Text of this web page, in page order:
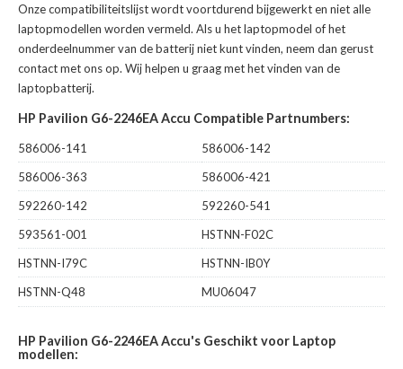
Onze compatibiliteitslijst wordt voortdurend bijgewerkt en niet alle
laptopmodellen worden vermeld. Als u het laptopmodel of het
onderdeelnummer van de batterij niet kunt vinden, neem dan gerust
contact met ons op. Wij helpen u graag met het vinden van de
laptopbatterij.
HP Pavilion G6-2246EA Accu Compatible Partnumbers:
586006-141
586006-142
586006-363
586006-421
592260-142
592260-541
593561-001
HSTNN-F02C
HSTNN-I79C
HSTNN-IB0Y
HSTNN-Q48
MU06047
HP Pavilion G6-2246EA Accu's Geschikt voor Laptop
modellen: